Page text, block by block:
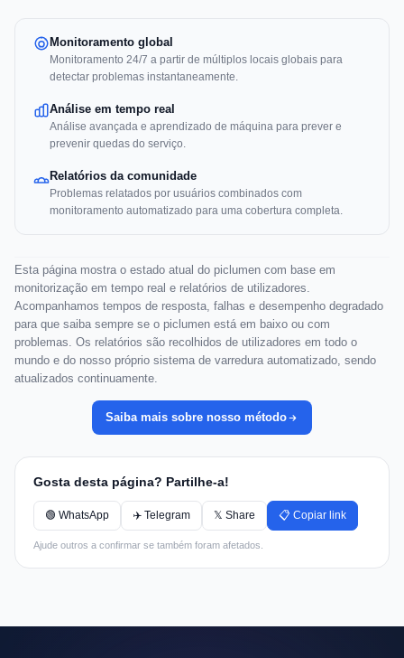
Monitoramento global
Monitoramento 24/7 a partir de múltiplos locais globais para
detectar problemas instantaneamente.
Análise em tempo real
Análise avançada e aprendizado de máquina para prever e
prevenir quedas do serviço.
Relatórios da comunidade
Problemas relatados por usuários combinados com
monitoramento automatizado para uma cobertura completa.
Esta página mostra o estado atual do piclumen com base em
monitorização em tempo real e relatórios de utilizadores.
Acompanhamos tempos de resposta, falhas e desempenho degradado
para que saiba sempre se o piclumen está em baixo ou com
problemas. Os relatórios são recolhidos de utilizadores em todo o
mundo e do nosso próprio sistema de varredura automatizado, sendo
atualizados continuamente.
Saiba mais sobre nosso método
Gosta desta página? Partilhe-a!
🟢 WhatsApp ✈️ Telegram 𝕏 Share 📋 Copiar link
Ajude outros a confirmar se também foram afetados.